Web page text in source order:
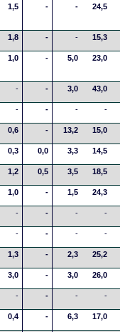
1,5 - - 24,5
1,8 - - 15,3
1,0 - 5,0 23,0
- - 3,0 43,0
- - - -
0,6 - 13,2 15,0
0,3 0,0 3,3 14,5
1,2 0,5 3,5 18,5
1,0 - 1,5 24,3
- - - -
- - - -
1,3 - 2,3 25,2
3,0 - 3,0 26,0
- - - -
0,4 - 6,3 17,0